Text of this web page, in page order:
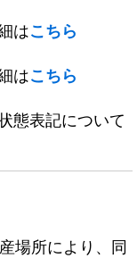
はこちら
はこちら
態表記について
場所により、同